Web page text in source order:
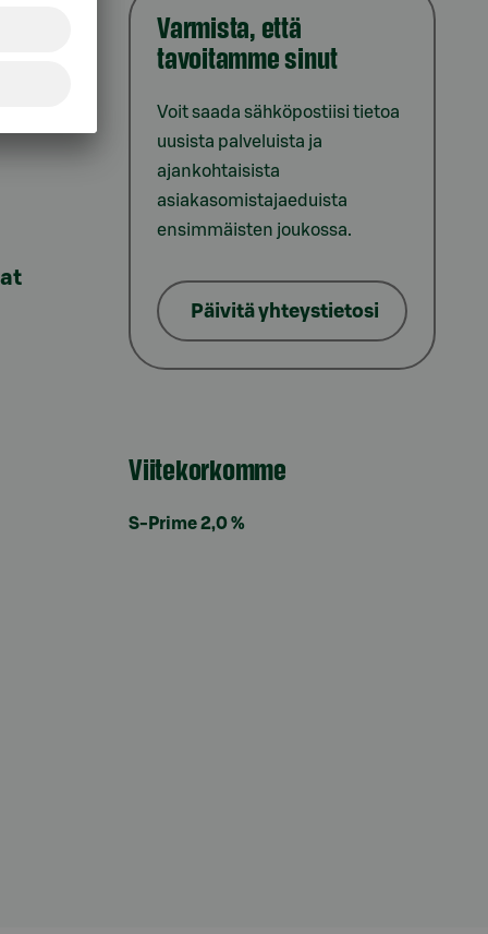
Varmista, että
tavoitamme sinut
Voit saada sähköpostiisi tietoa
uusista palveluista ja
ajankohtaisista
asiakasomistajaeduista
ensimmäisten joukossa.
Päivitä yhteystietosi
Viitekorkomme
S-Prime 2,0 %